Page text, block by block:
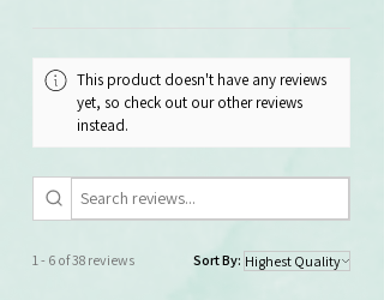
This product doesn't have any reviews
yet, so check out our other reviews
instead.
1 - 6 of 38 reviews Sort By: